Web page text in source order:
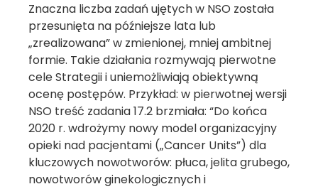
Znaczna liczba zadań ujętych w NSO została
przesunięta na późniejsze lata lub
„zrealizowana” w zmienionej, mniej ambitnej
formie. Takie działania rozmywają pierwotne
cele Strategii i uniemożliwiają obiektywną
ocenę postępów. Przykład: w pierwotnej wersji
NSO treść zadania 17.2 brzmiała: “Do końca
2020 r. wdrożymy nowy model organizacyjny
opieki nad pacjentami („Cancer Units”) dla
kluczowych nowotworów: płuca, jelita grubego,
nowotworów ginekologicznych i